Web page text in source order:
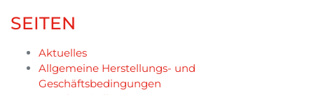
SEITEN
Aktuelles
Allgemeine Herstellungs- und
Geschäftsbedingungen